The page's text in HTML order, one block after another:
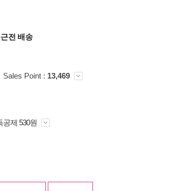
전 배송
Sales Point : 13,469
공제 530원